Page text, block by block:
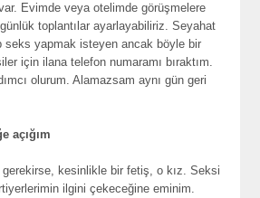
Evimde veya otelimde görüşmelere
toplantılar ayarlayabiliriz. Seyahat
seks yapmak isteyen ancak böyle bir
için ilana telefon numaramı bıraktım.
olurum. Alamazsam aynı gün geri
açığım
gerekirse, kesinlikle bir fetiş, o kız. Seksi
ilgini çekeceğine eminim.